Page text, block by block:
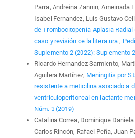
Parra, Andreina Zannin, Ameinada
Isabel Fernandez, Luis Gustavo
de Trombocitopenia-Aplasia Radial
caso y revisión de la literatura ,
Suplemento 2 (2022): Suplemento
Ricardo Hernandez Sarmiento,
Aguilera Martínez, Meningitis por
resistente a meticilina asociado a
ventriculoperitoneal en lactante
Núm. 3 (2019)
Catalina Correa, Dominique
Carlos Rincón, Rafael Peña, Juan